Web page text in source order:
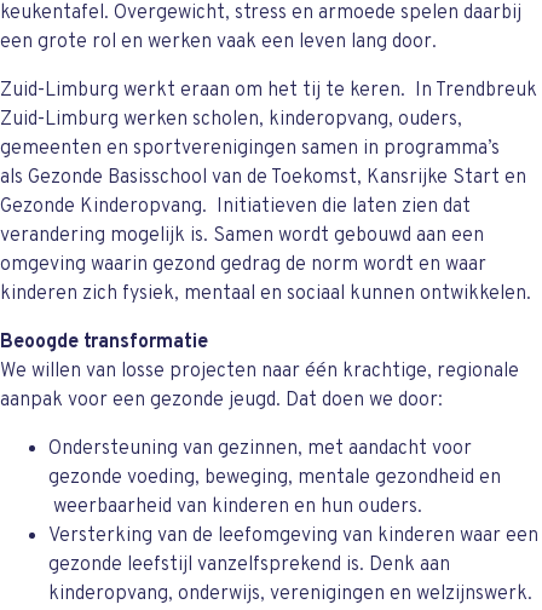
keukentafel. Overgewicht, stress en armoede spelen daarbij
een grote rol en werken vaak een leven lang door.
Zuid-Limburg werkt eraan om het tij te keren. In Trendbreuk
Zuid-Limburg werken scholen, kinderopvang, ouders,
gemeenten en sportverenigingen samen in programma’s
als Gezonde Basisschool van de Toekomst, Kansrijke Start en
Gezonde Kinderopvang. Initiatieven die laten zien dat
verandering mogelijk is. Samen wordt gebouwd aan een
omgeving waarin gezond gedrag de norm wordt en waar
kinderen zich fysiek, mentaal en sociaal kunnen ontwikkelen.
Beoogde transformatie
We willen van losse projecten naar één krachtige, regionale
aanpak voor een gezonde jeugd. Dat doen we door:
Ondersteuning van gezinnen, met aandacht voor
gezonde voeding, beweging, mentale gezondheid en
weerbaarheid van kinderen en hun ouders.
Versterking van de leefomgeving van kinderen waar een
gezonde leefstijl vanzelfsprekend is. Denk aan
kinderopvang, onderwijs, verenigingen en welzijnswerk.